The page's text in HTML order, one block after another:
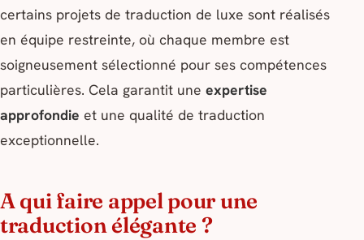
certains projets de traduction de luxe sont réalisés
en équipe restreinte, où chaque membre est
soigneusement sélectionné pour ses compétences
particulières. Cela garantit une expertise
approfondie et une qualité de traduction
exceptionnelle.
A qui faire appel pour une
traduction élégante ?